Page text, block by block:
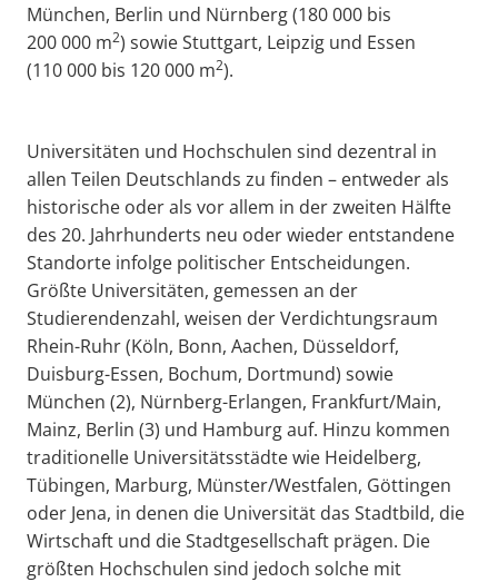
München, Berlin und Nürnberg (180 000 bis
200 000 m2) sowie Stuttgart, Leipzig und Essen
(110 000 bis 120 000 m2).
Universitäten und Hochschulen sind dezentral in
allen Teilen Deutschlands zu finden – entweder als
historische oder als vor allem in der zweiten Hälfte
des 20. Jahrhunderts neu oder wieder entstandene
Standorte infolge politischer Entscheidungen.
Größte Universitäten, gemessen an der
Studierendenzahl, weisen der Verdichtungsraum
Rhein-Ruhr (Köln, Bonn, Aachen, Düsseldorf,
Duisburg-Essen, Bochum, Dortmund) sowie
München (2), Nürnberg-Erlangen, Frankfurt/Main,
Mainz, Berlin (3) und Hamburg auf. Hinzu kommen
traditionelle Universitätsstädte wie Heidelberg,
Tübingen, Marburg, Münster/Westfalen, Göttingen
oder Jena, in denen die Universität das Stadtbild, die
Wirtschaft und die Stadtgesellschaft prägen. Die
größten Hochschulen sind jedoch solche mit